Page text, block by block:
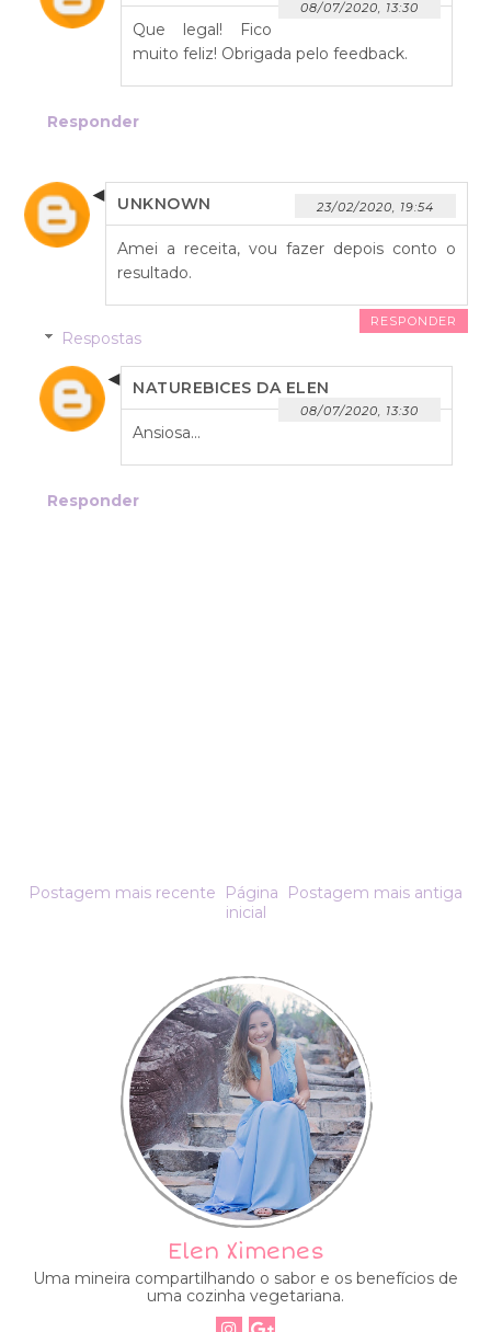
08/07/2020, 13:30
Que legal! Fico
muito feliz! Obrigada pelo feedback.
Responder
UNKNOWN 23/02/2020, 19:54
Amei a receita, vou fazer depois conto o
resultado.
RESPONDER
Respostas
NATUREBICES DA ELEN
08/07/2020, 13:30
Ansiosa...
Responder
Postagem mais recente Postagem mais antiga
Página
inicial
Elen Ximenes
Uma mineira compartilhando o sabor e os benefícios de
uma cozinha vegetariana.